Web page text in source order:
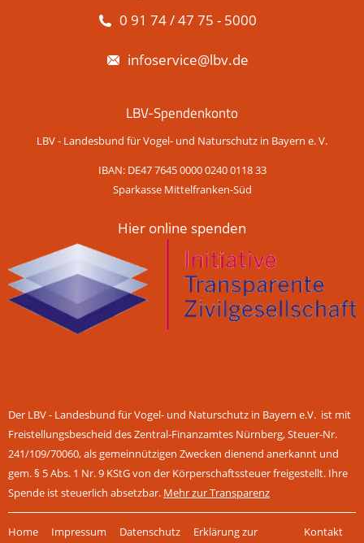
0 91 74 / 47 75 - 5000
infoservice@lbv.de
LBV-Spendenkonto
LBV - Landesbund für Vogel- und Naturschutz in Bayern e. V.
IBAN: DE47 7645 0000 0240 0118 33
Sparkasse Mittelfranken-Süd
Hier online spenden
Der LBV - Landesbund für Vogel- und Naturschutz in Bayern e.V. ist mit
Freistellungsbescheid des Zentral-Finanzamtes Nürnberg, Steuer-Nr.
241/109/70060, als gemeinnützigen Zwecken dienend anerkannt und
gem. § 5 Abs. 1 Nr. 9 KStG von der Körperschaftssteuer freigestellt. Ihre
Spende ist steuerlich absetzbar. Mehr zur Transparenz
Home Impressum Datenschutz Erklärung zur Kontakt